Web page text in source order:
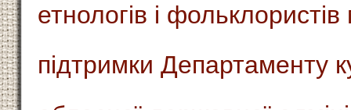
етнологів і
підтримки Департаменту